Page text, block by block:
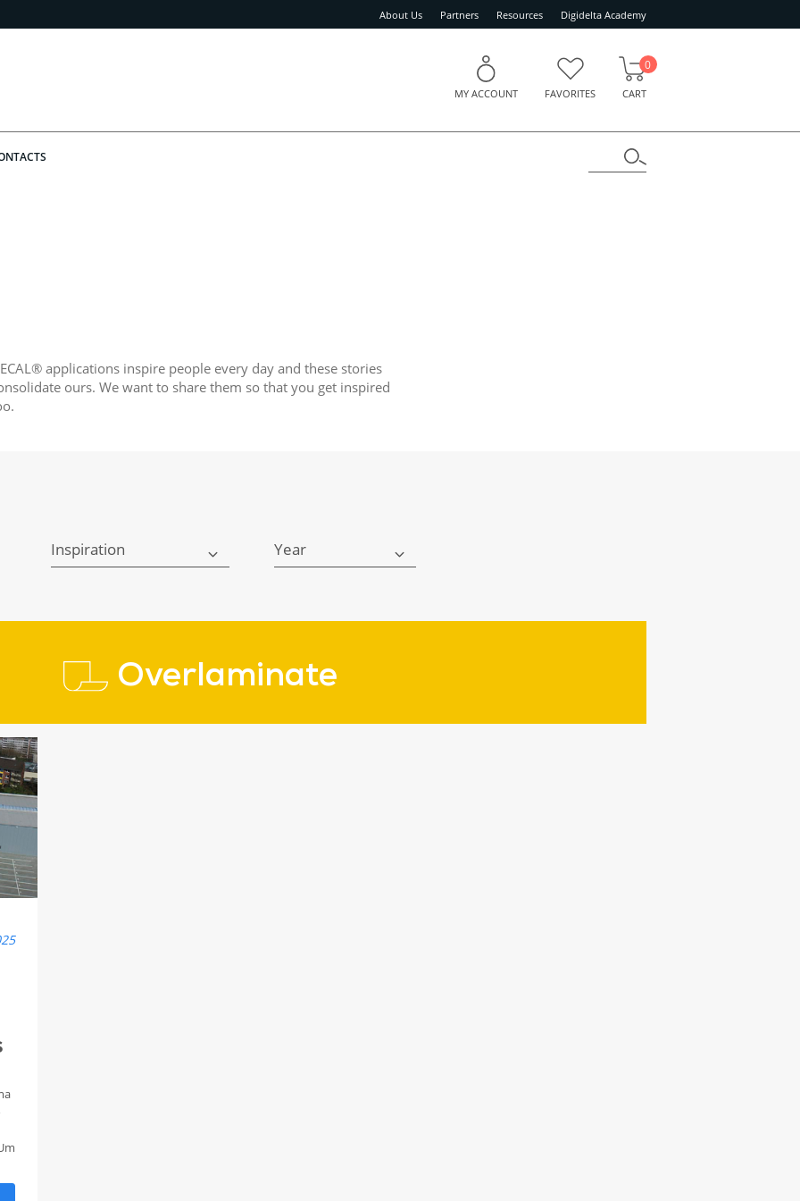
About Us Partners Resources Digidelta Academy
MY ACCOUNT FAVORITES CART
0
applications inspire people every day and these stories
ours. We want to share them so that you get inspired
Inspiration Year
Overlaminate